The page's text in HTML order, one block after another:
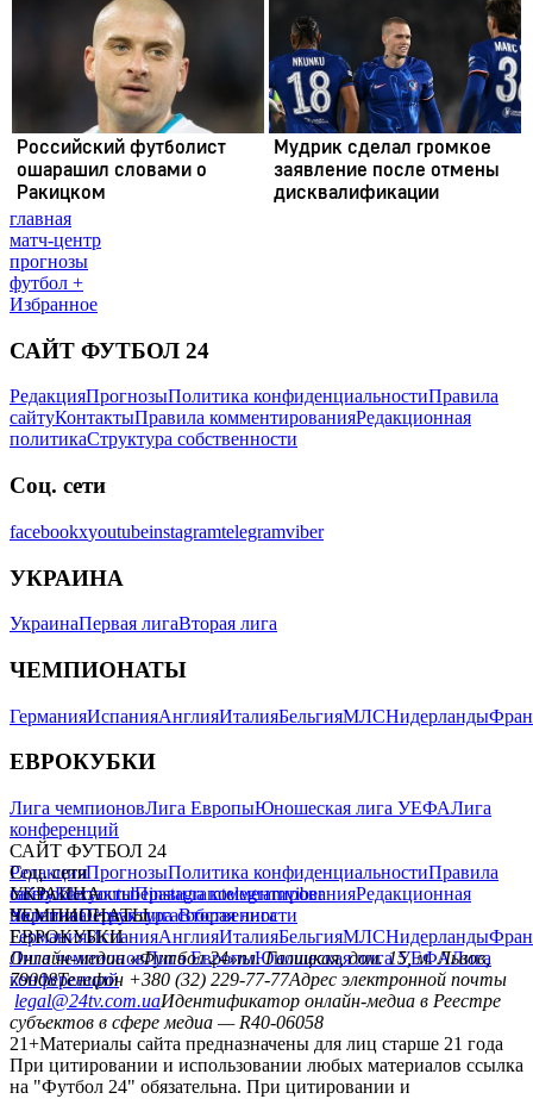
главная
матч-центр
прогнозы
футбол +
Избранное
САЙТ ФУТБОЛ 24
РедакцияПрогнозыПолитика конфиденциальностиПравила
сайтуКонтактыПравила комментированияРедакционная
политикаСтруктура собственности
Соц. сети
facebookxyoutubeinstagramtelegramviber
УКРАИНА
УкраинаПервая лигаВторая лига
ЧЕМПИОНАТЫ
ГерманияИспанияАнглияИталияБельгияМЛСНидерланды
ЕВРОКУБКИ
Лига чемпионовЛига ЕвропыЮношеская лига УЕФАЛига
конференций
САЙТ ФУТБОЛ 24
РедакцияПрогнозыПолитика конфиденциальностиПравила
сайтуКонтактыПравила комментированияРедакционная
политикаСтруктура собственности
Соц. сети
facebookxyoutubeinstagramtelegramviber
УКРАИНА
УкраинаПервая лигаВторая лига
ЧЕМПИОНАТЫ
ГерманияИспанияАнглияИталияБельгияМЛСНидерланды
ЕВРОКУБКИ
Лига чемпионовЛига ЕвропыЮношеская лига УЕФАЛига
конференций
Онлайн-медиа «Футбол 24»пл. Галицкая, дом. 15, м. Львов,
79008Телефон +380 (32) 229-77-77Адрес электронной почты
legal@24tv.com.uaИдентификатор онлайн-медиа в Реестре
субъектов в сфере медиа — R40-06058
21+Материалы сайта предназначены для лиц старше 21 года
При цитировании и использовании любых материалов ссылка
на "Футбол 24" обязательна. При цитировании и